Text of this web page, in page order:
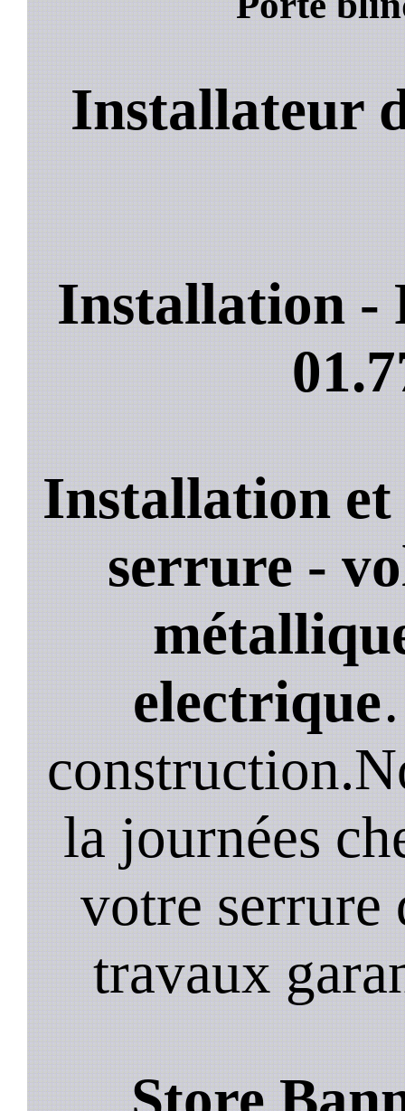
Installateur
Installation -
Installation
serrure -
electrique
la journées
votre serrure
travaux